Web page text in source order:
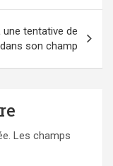
une tentative de
son champ
Les champs